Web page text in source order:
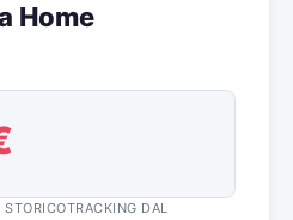
Home
TRACKING DAL